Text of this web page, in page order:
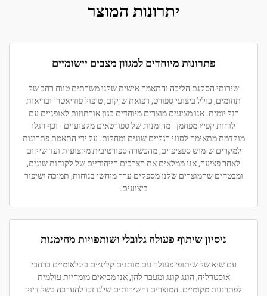
יתרונות המוצר
פתרונות מיוחדים למגוון מצבים יישומיים
הסקנת הליכה והתאמה אישית שלנו משרתים טווח רחב של
כולל ביצועי ספורט, רפואת שיקום, טיפול פודיאטרי ובריאות
אנו מציעים מוצרים מיוחדים כגון אורתוזות לאופניים עם
קפיץ מפחמן - מהימנות של ספורטאים מקצועיים - וכף רגלו
מתאימה לסוגי רגליים שונים ומחלות. על ידי התאמת פתרונות
שימוש ספציפיים, מהכשרה ספורטיבית מקצועית ועד שיקום
אנו ממלאים את הצרכים הייחודיים של לקוחות שונים,
שהמוצרים שלנו מספקים ערך מוחשי בנוחות, תמיכה ושיפור
שיתוף פעולה גלובלי ושותפויות מהימנות
של שיתופי פעולה עם מותגים קליניים בינלאומיים ברחבי
הונג קונג ומעבר להן, אנו מביאים מומחיות עולמית
מקומיים. המוצרים והשירותים שלנו זכו להערכה בשל דיוק